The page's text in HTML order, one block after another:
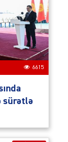
6615
sürətlə